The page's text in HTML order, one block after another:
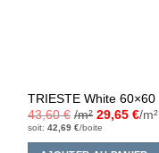
TRIESTE White 60×60
43,60€ /m² 29,65€/m²
soit:42,69€/boite